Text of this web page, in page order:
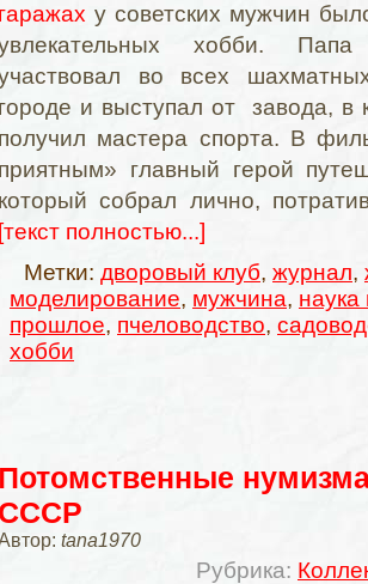
гаражах у советских мужчин
хобби.
во всех
городе и выступал от завода,
получил мастера спорта. В
приятным» главный герой
который собрал лично,
[текст полностью...]
Метки: дворовый клуб, журнал,
моделирование, мужчина, наука
прошлое, пчеловодство,
хобби
Потомственные
СССР
tana1970
Рубрика: